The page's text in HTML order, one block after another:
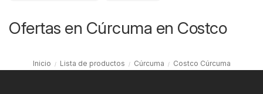
Ofertas en Cúrcuma en Costco
Inicio Lista de productos Cúrcuma Costco Cúrcuma